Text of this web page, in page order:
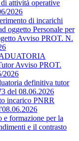
attività operative
2026
di incarichi
oggetto Personale per
Avviso PROT. N.
Avviso PROT.
2026
definitiva tutor
del 08.06.2026
incarico PNRR
formazione per la
e il contrasto